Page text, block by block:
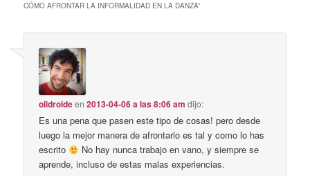
CÓMO AFRONTAR LA INFORMALIDAD EN LA DANZA”
olidroideen2013-04-06 a las 8:06 am dijo:
Es una pena que pasen este tipo de cosas! pero desde
luego la mejor manera de afrontarlo es tal y como lo has
escrito
No hay nunca trabajo en vano, y siempre se
aprende, incluso de estas malas experiencias.